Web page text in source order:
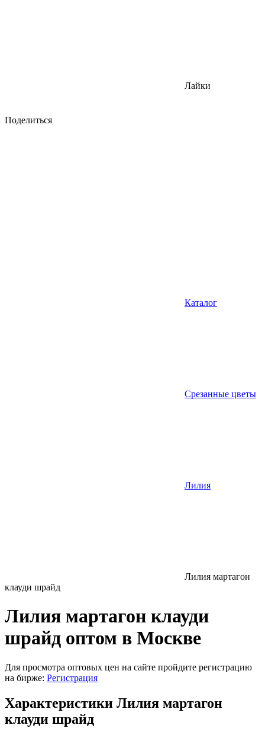
Лайки
Поделиться
Каталог
Срезанные цветы
Лилия
Лилия мартагон
клауди шрайд
Лилия мартагон клауди
шрайд оптом в Москве
Для просмотра оптовых цен на сайте пройдите регистрацию
на бирже: Регистрация
Характеристики Лилия мартагон
клауди шрайд